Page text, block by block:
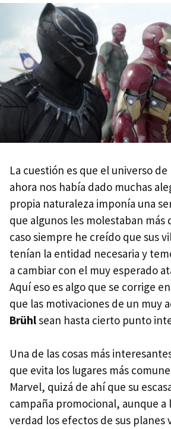
La cuestión es que el universo de
ahora nos había dado muchas
propia naturaleza imponía una
que algunos les molestaban más
caso siempre he creído que sus
tenían la entidad necesaria y
a cambiar con el muy esperado
Aquí eso es algo que se corrige
que las motivaciones de un muy
Brühlsean hasta cierto punto
Una de las cosas más
que evita los lugares más
Marvel, quizá de ahí que su
campaña promocional, aunque a
verdad los efectos de sus planes